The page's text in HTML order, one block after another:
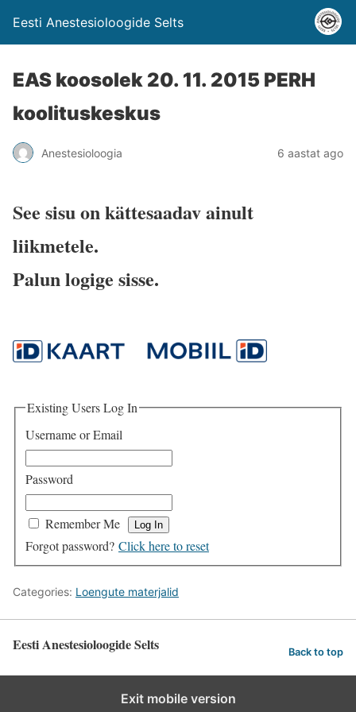
Eesti Anestesioloogide Selts
EAS koosolek 20. 11. 2015 PERH
koolituskeskus
Anestesioloogia 6 aastat ago
See sisu on kättesaadav ainult
liikmetele.
Palun logige sisse.
Existing Users Log In
Username or Email
Password
Remember Me
Forgot password? Click here to reset
Categories: Loengute materjalid
Eesti Anestesioloogide Selts Back to top
Exit mobile version